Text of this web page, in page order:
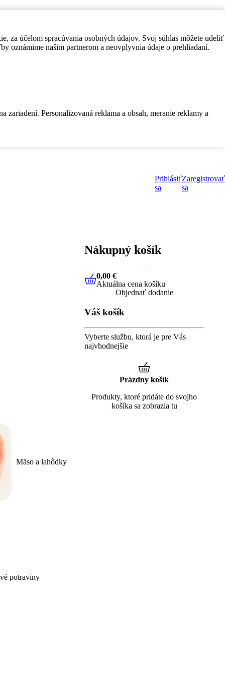
za účelom spracúvania osobných údajov. Svoj súhlas môžete udeliť
oznámime našim partnerom a neovplyvnia údaje o prehliadaní.
Personalizovaná reklama a obsah, meranie reklamy a
Prihlásiť
sa
Zaregistrovať
sa
Mäso a lahôdky
potraviny
Nákupný košík
0,00 €Aktuálna cena košíku
0,00 €
Aktuálna cena košíku
Objednať dodanie
Váš košík
Vyberte službu, ktorá je pre Vás
najvhodnejšie
Prázdny košík
Produkty, ktoré pridáte do svojho
košíka sa zobrazia tu